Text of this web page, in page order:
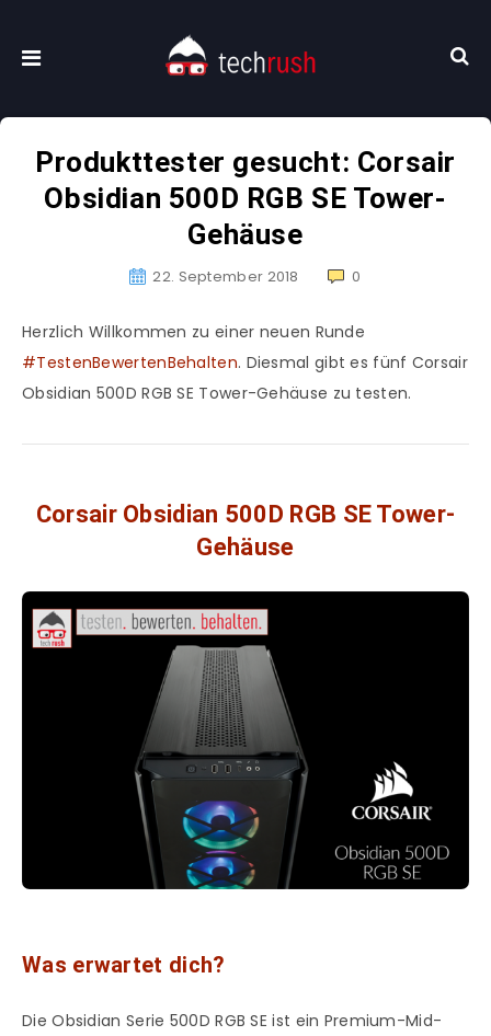
Produkttester gesucht: Corsair
Obsidian 500D RGB SE Tower-
Gehäuse
22. September 2018 0
Herzlich Willkommen zu einer neuen Runde
#TestenBewertenBehalten. Diesmal gibt es fünf Corsair
Obsidian 500D RGB SE Tower-Gehäuse zu testen.
Corsair Obsidian 500D RGB SE Tower-
Gehäuse
Was erwartet dich?
Die Obsidian Serie 500D RGB SE ist ein Premium-Mid-